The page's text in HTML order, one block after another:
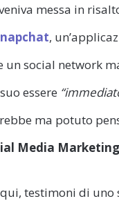
messa in
,
un social network
essere
ma potuto
Media Marketing
qui, testimoni di uno